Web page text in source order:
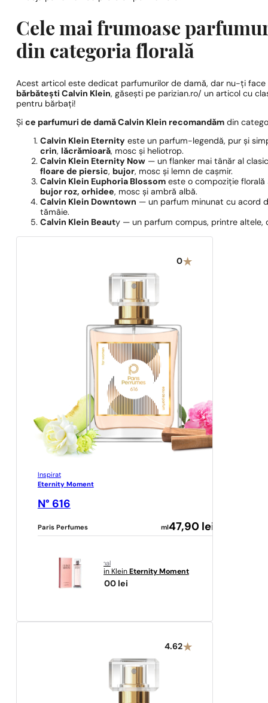
Cele mai frumoase
din categoria florală
Acest articol este dedicat parfumurilor de damă, dar nu-ți
bărbătești Calvin Klein, găsești pe parizian.ro/ un articol cu
pentru bărbați!
Șice parfumuri de damă Calvin Klein recomandăm din
Calvin Klein Eternity este un parfum-legendă, pur și
crin, lăcrămioară, mosc și heliotrop.
Calvin Klein Eternity Now — un flanker mai tânăr al
floare de piersic, bujor, mosc și lemn de cașmir.
Calvin Klein Euphoria Blossom este o compoziție
bujor roz, orhidee, mosc și ambră albă.
Calvin Klein Downtown — un parfum minunat cu acord
tămâie.
Calvin Klein Beauty — un parfum compus, printre altele,
0
Inspirat
Eternity Moment
N° 616
Paris Perfumes ml 47,90 lei
original
Calvin Klein Eternity Moment
216,00 lei
4.62